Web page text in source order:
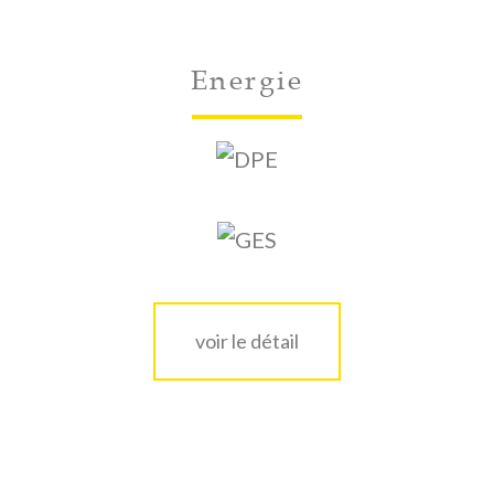
Energie
voir le détail